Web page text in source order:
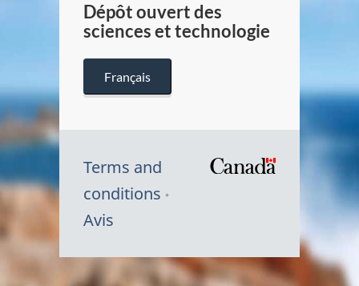
Dépôt ouvert des
sciences et technologie
Français
Terms and
conditions
Avis
Symbole
du